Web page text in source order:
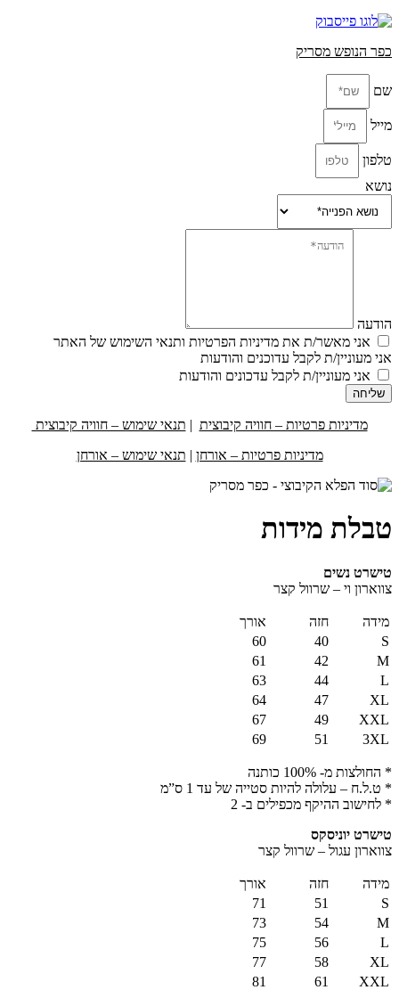
כפר הנופש מסריק
שם
מייל
טלפון
נושא
הודעה
אני מאשר/ת את מדיניות הפרטיות ותנאי השימוש של האתר
אני מעוניין/ת לקבל עדוכנים והודעות
אני מעוניין/ת לקבל עדכונים והודעות
שליחה
מדיניות פרטיות – חוויה קיבוצית | תנאי שימוש – חוויה קיבוצית
מדיניות פרטיות – אורחן | תנאי שימוש – אורחן
טבלת מידות
טישרט נשים
צווארון וי – שרוול קצר
מידה חזה
אורך
S
40
60
M
42
61
L
44
63
XL
47
64
XXL
49
67
3XL
51
69
* החולצות מ- 100% כותנה
* ט.ל.ח – עלולה להיות סטייה של עד 1 ס”מ
* לחישוב ההיקף מכפילים ב- 2
טישרט יוניסקס
צווארון עגול – שרוול קצר
מידה חזה
אורך
S
51
71
M
54
73
L
56
75
XL
58
77
XXL
61
81